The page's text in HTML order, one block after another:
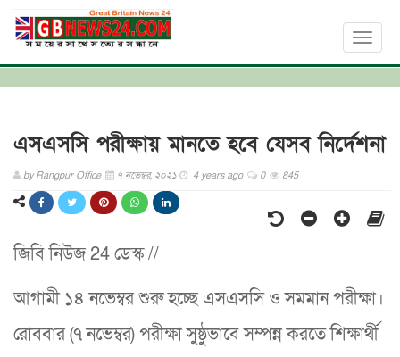
Toggle
এসএসসি পরীক্ষায় মানতে হবে যেসব নির্দেশনা
byRangpur Office ৭ নভেম্বর, ২০২১ 4 years ago 0 845
জিবি নিউজ 24 ডেস্ক //
আগামী ১৪ নভেম্বর শুরু হচ্ছে এসএসসি ও সমমান পরীক্ষা।
রোববার (৭ নভেম্বর) পরীক্ষা সুষ্ঠুভাবে সম্পন্ন করতে শিক্ষার্থী